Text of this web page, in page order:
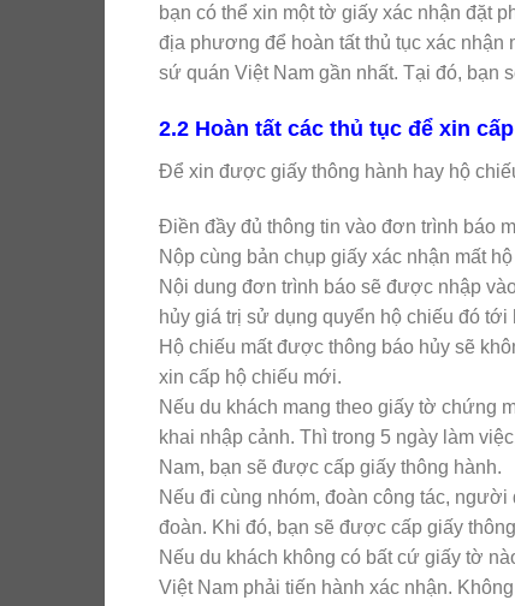
bạn có thể xin một tờ giấy xác nhận đặt
địa phương để hoàn tất thủ tục xác
sứ quán Việt Nam gần nhất. Tại đó, bạn
2.2 Hoàn tất các thủ tục để xin
Để xin được giấy thông hành hay hộ
Điền đầy đủ thông tin vào đơn trình báo
Nộp cùng bản chụp giấy xác nhận mất
Nội dung đơn trình báo sẽ được nhập
hủy giá trị sử dụng quyển hộ chiếu đó
Hộ chiếu mất được thông báo hủy sẽ
xin cấp hộ chiếu mới.
Nếu du khách mang theo giấy tờ chứng
khai nhập cảnh. Thì trong 5 ngày làm
Nam, bạn sẽ được cấp giấy thông hành.
Nếu đi cùng nhóm, đoàn công tác,
đoàn. Khi đó, bạn sẽ được cấp giấy
Nếu du khách không có bất cứ giấy tờ
Việt Nam phải tiến hành xác nhận.